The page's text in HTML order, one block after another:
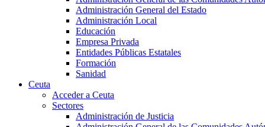
Administración General del Estado
Administración Local
Educación
Empresa Privada
Entidades Públicas Estatales
Formación
Sanidad
Ceuta
Acceder a Ceuta
Sectores
Administración de Justicia